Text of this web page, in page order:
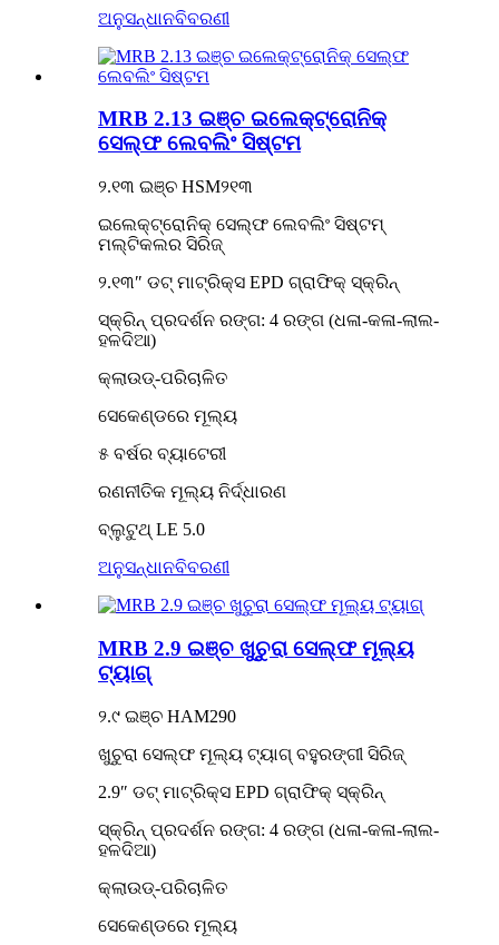
ଅନୁସନ୍ଧାନବିବରଣୀ
MRB 2.13 ଇଞ୍ଚ ଇଲେକ୍ଟ୍ରୋନିକ୍
ସେଲ୍ଫ ଲେବଲିଂ ସିଷ୍ଟମ
୨.୧୩ ଇଞ୍ଚ HSM୨୧୩
ଇଲେକ୍ଟ୍ରୋନିକ୍ ସେଲ୍ଫ ଲେବଲିଂ ସିଷ୍ଟମ୍
ମଲ୍ଟିକଲର ସିରିଜ୍
୨.୧୩″ ଡଟ୍ ମାଟ୍ରିକ୍ସ EPD ଗ୍ରାଫିକ୍ ସ୍କ୍ରିନ୍
ସ୍କ୍ରିନ୍ ପ୍ରଦର୍ଶନ ରଙ୍ଗ: 4 ରଙ୍ଗ (ଧଳା-କଳା-ଲାଲ-
ହଳଦିଆ)
କ୍ଲାଉଡ୍-ପରିଚାଳିତ
ସେକେଣ୍ଡରେ ମୂଲ୍ୟ
୫ ବର୍ଷର ବ୍ୟାଟେରୀ
ରଣନୀତିକ ମୂଲ୍ୟ ନିର୍ଦ୍ଧାରଣ
ବ୍ଲୁଟୁଥ୍ LE 5.0
ଅନୁସନ୍ଧାନବିବରଣୀ
MRB 2.9 ଇଞ୍ଚ ଖୁଚୁରା ସେଲ୍ଫ ମୂଲ୍ୟ
ଟ୍ୟାଗ୍
୨.୯ ଇଞ୍ଚ HAM290
ଖୁଚୁରା ସେଲ୍ଫ ମୂଲ୍ୟ ଟ୍ୟାଗ୍ ବହୁରଙ୍ଗୀ ସିରିଜ୍
2.9″ ଡଟ୍ ମାଟ୍ରିକ୍ସ EPD ଗ୍ରାଫିକ୍ ସ୍କ୍ରିନ୍
ସ୍କ୍ରିନ୍ ପ୍ରଦର୍ଶନ ରଙ୍ଗ: 4 ରଙ୍ଗ (ଧଳା-କଳା-ଲାଲ-
ହଳଦିଆ)
କ୍ଲାଉଡ୍-ପରିଚାଳିତ
ସେକେଣ୍ଡରେ ମୂଲ୍ୟ